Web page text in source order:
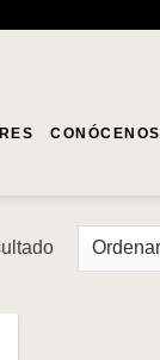
CONÓCENOS